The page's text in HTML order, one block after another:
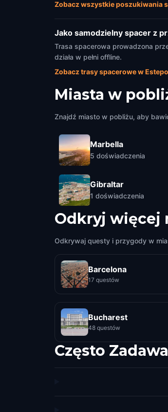
Zobacz wszystkie poszukiwania
Jako samodzielny spacer z
Trasa spacerowa prowadzona
działa w pełni offline.
Zobacz trasy spacerowe w
Miasta w
Znajdź miasto w pobliżu, aby
Marbella
5 doświadczenia
Gibraltar
1 doświadczenia
Odkryj więcej
Odkrywaj questy i przygody w
Barcelona
17 questów
Bucharest
48 questów
Często